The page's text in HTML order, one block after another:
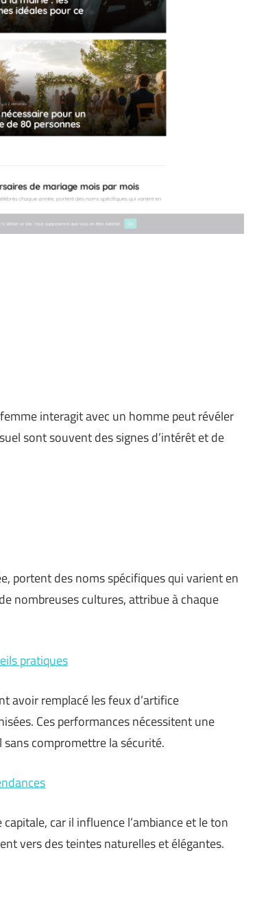
interagit avec un homme peut révéler
sont souvent des signes d’intérêt et de
portent des noms spécifiques qui varient en
nombreuses cultures, attribue à chaque
pratiques
avoir remplacé les feux d’artifice
Ces performances nécessitent une
compromettre la sécurité.
car il influence l’ambiance et le ton
vers des teintes naturelles et élégantes.